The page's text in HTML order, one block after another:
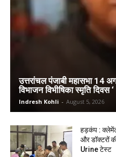
उत्तरांचल पंजाबी महासभा 14
विभाजन विभीषिका स्मृति दिवस ‘
Indresh Kohli - August 5, 2026
हड़कंप :
और डॉक्टरों
Urine टेस्ट